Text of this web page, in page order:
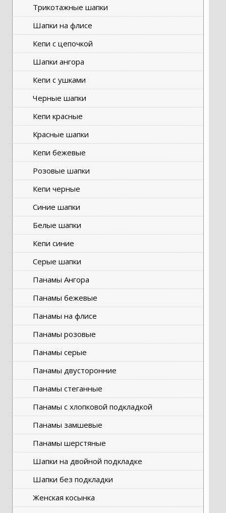
Трикотажные шапки
Шапки на флисе
Кепи с цепочкой
Шапки ангора
Кепи с ушками
Черные шапки
Кепи красные
Красные шапки
Кепи бежевые
Розовые шапки
Кепи черные
Синие шапки
Белые шапки
Кепи синие
Серые шапки
Панамы Ангора
Панамы бежевые
Панамы на флисе
Панамы розовые
Панамы серые
Панамы двусторонние
Панамы стеганные
Панамы с хлопковой подкладкой
Панамы замшевые
Панамы шерстяные
Шапки на двойной подкладке
Шапки без подкладки
Женская косынка